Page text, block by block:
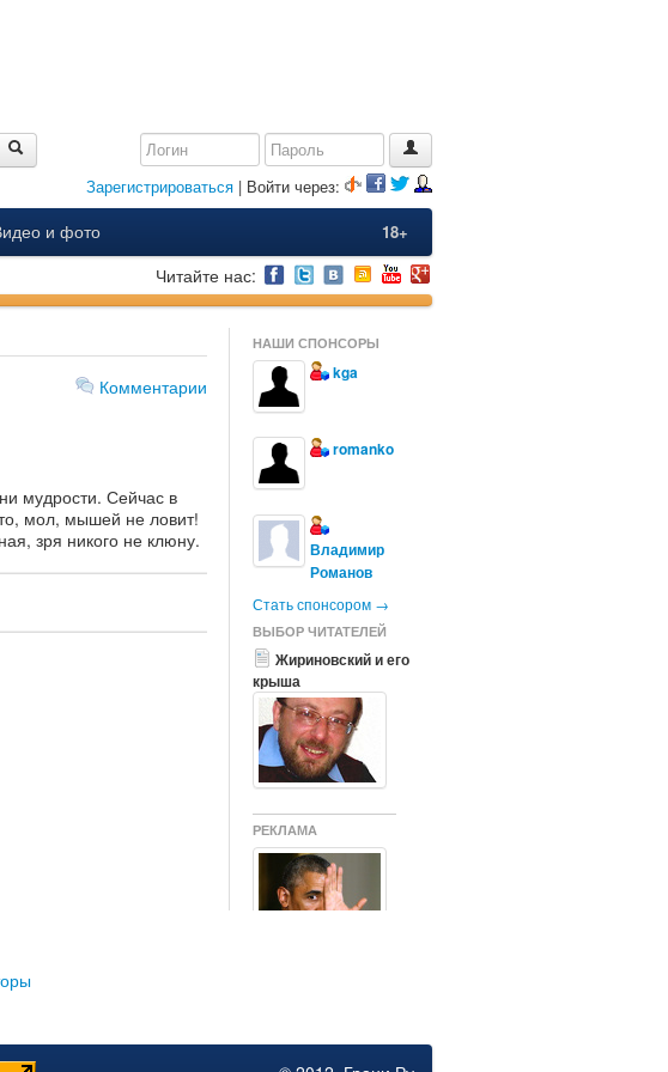
Зарегистрироваться | Войти через:
18+
и фото
Читайте нас:
Комментарии
мудрости. Сейчас в
мол, мышей не ловит!
зря никого не клюну.
НАШИ СПОНСОРЫ
kga
romanko
Владимир
Романов
Стать спонсором →
ВЫБОР ЧИТАТЕЛЕЙ
Жириновский и его
крыша
РЕКЛАМА
санкции